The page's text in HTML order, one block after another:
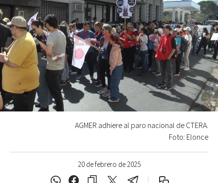
20 de febrero de 2025
AGMER adhiere al paro nacional de CTERA.
Foto: Elonce